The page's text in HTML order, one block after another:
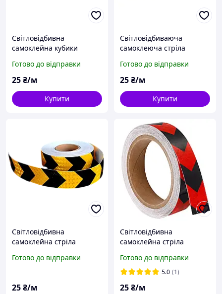
Світловідбивна
самоклейна кубики
5х100 см
Готово до відправки
25₴/м
Купити
Світловідбиваюча
самоклеюча стріла
стрічка 5х100 см
Готово до відправки
25₴/м
Купити
Світловідбивна
самоклейна стріла
5х100 см
Готово до відправки
25₴/м
Світловідбивна
самоклейна стріла
5х100 см
Готово до відправки
5.0 (1)
25₴/м